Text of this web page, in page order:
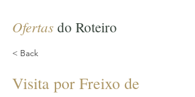
Ofertas do Roteiro
< Back
Visita por Freixo de